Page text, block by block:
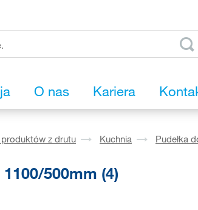
O nas Kariera
z drutu Kuchnia Pudełka
500mm (4)